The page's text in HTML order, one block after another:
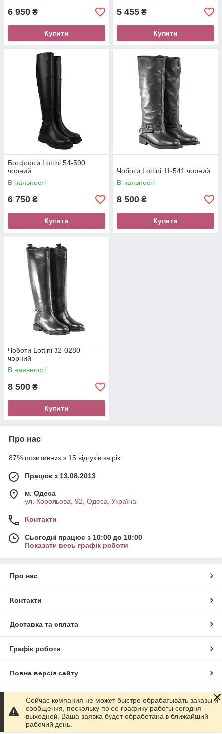
6 950 ₴
Купити
5 455 ₴
Купити
Ботфорти Lottini 54-590
чорний
В наявності
6 750 ₴
Купити
Чоботи Lottini 11-541 чорний
В наявності
8 500 ₴
Купити
Чоботи Lottini 32-0280
чорний
В наявності
8 500 ₴
Купити
Про нас
87% позитивних з 15 відгуків за рік
Працює з 13.08.2013
м. Одеса
ул. Корольова, 92, Одеса, Україна
Контакти
Сьогодні працює з 10:00 до 18:00
Показати весь графік роботи
Про нас
Контакти
Доставка та оплата
Графік роботи
Повна версія сайту
Сайт створено на маркетплейсі Prom.ua
Політика конфіденційності
Сейчас компания не может быстро обрабатывать заказы и
сообщения, поскольку по ее графику работы сегодня
выходной. Ваша заявка будет обработана в ближайший
рабочий день.